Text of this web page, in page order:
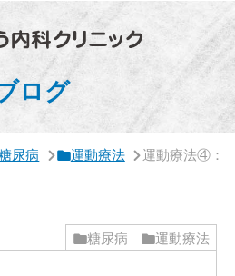
ログ
尿病 運動療法 運動療法④：
糖尿病 運動療法